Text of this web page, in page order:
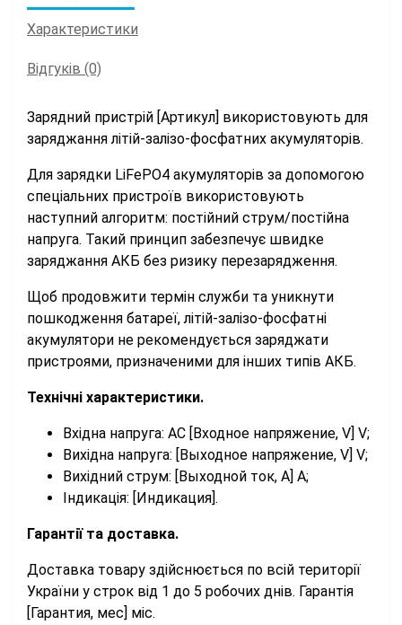
Характеристики
Відгуків (0)
Зарядний пристрій [Артикул] використовують для
заряджання літій-залізо-фосфатних акумуляторів.
Для зарядки LiFePO4 акумуляторів за допомогою
спеціальних пристроїв використовують
наступний алгоритм: постійний струм/постійна
напруга. Такий принцип забезпечує швидке
заряджання АКБ без ризику перезарядження.
Щоб продовжити термін служби та уникнути
пошкодження батареї, літій-залізо-фосфатні
акумулятори не рекомендується заряджати
пристроями, призначеними для інших типів АКБ.
Технічні характеристики.
Вхідна напруга: AC [Входное напряжение, V] V;
Вихідна напруга: [Выходное напряжение, V] V;
Вихідний струм: [Выходной ток, A] A;
Індикація: [Индикация].
Гарантії та доставка.
Доставка товару здійснюється по всій території
України у строк від 1 до 5 робочих днів. Гарантія
[Гарантия, мес] міс.